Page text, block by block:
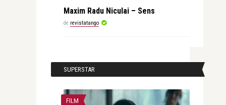
Maxim Radu Niculai – Sens
de revistatango
SUPERSTAR
FILM